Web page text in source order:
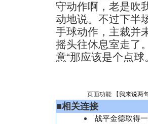
守动作啊，老是吹
动地说。不过下半
手球动作，主裁并
摇头往休息室走了
意“那应该是个点球
页面功能 【我来说两
■相关连接
战平金德取得